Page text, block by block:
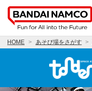
HOME あそび場をさがす